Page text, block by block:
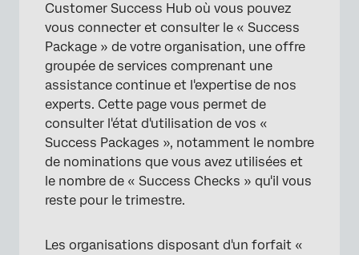
Contact avec votre Manager de la réussite
technique
Vérifications de réussite
Horaires de permanence mensuels
Soutien aux entreprises
XM Expert Coaching
Comparer toutes les formules « Success »
Découvrez nos autres services
Foire aux questions
Customer Success Hub où vous pouvez
vous connecter et consulter le « Success
Package » de votre organisation, une offre
groupée de services comprenant une
assistance continue et l'expertise de nos
experts. Cette page vous permet de
consulter l'état d'utilisation de vos «
Success Packages », notamment le nombre
de nominations que vous avez utilisées et
le nombre de « Success Checks » qu'il vous
reste pour le trimestre.
Les organisations disposant d'un forfait «